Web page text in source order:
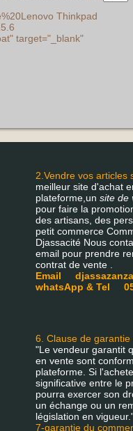
Thinkpad
target="_blank"
2.Vendre vos articles
meilleur site d'achat
plateforme,un site de
pour faire la
des artisans, des
petit commerce
Djassacité Nous
email pour prendre
contrat de vente .
Email
whatsApp & Tel
6. Clause de
"Le vendeur garantit
en vente sont
plateforme. Si
significative entre le
pourra exercer son
un échange ou un
législation en
7-garantie du